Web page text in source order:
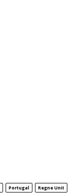
Portugal Regne Unit